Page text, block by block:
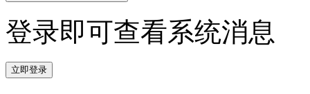
登录即可查看系统消息
立即登录